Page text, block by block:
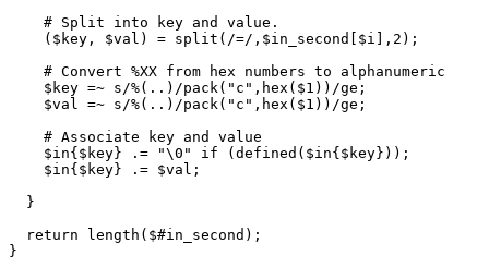
    # Split into key and value.
    ($key, $val) = split(/=/,$in_second[$i],2);
    # Convert %XX from hex numbers to alphanumeric
    $key =~ s/%(..)/pack("c",hex($1))/ge;
    $val =~ s/%(..)/pack("c",hex($1))/ge;
    # Associate key and value
    $in{$key} .= "\0" if (defined($in{$key}));
    $in{$key} .= $val;
  }
  return length($#in_second);
}